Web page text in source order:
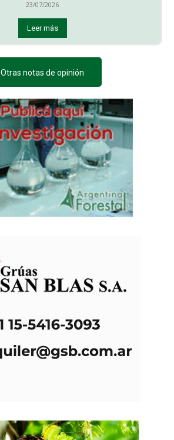
23/07/2026
Leer más
Otras notas de opinión